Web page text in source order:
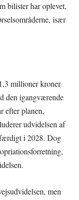
bilister har oplevet,
især
millioner kroner
den igangværende
efter planen,
udvidelsen af
færdigt i 2028. Dog
men